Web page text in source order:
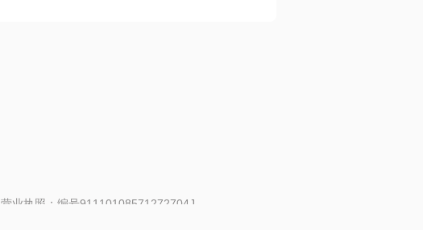
营业执照：编号91110108571272704J